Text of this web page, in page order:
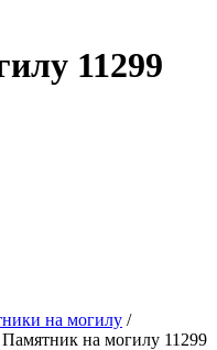
11299
на могилу /
Памятник на могилу 11299